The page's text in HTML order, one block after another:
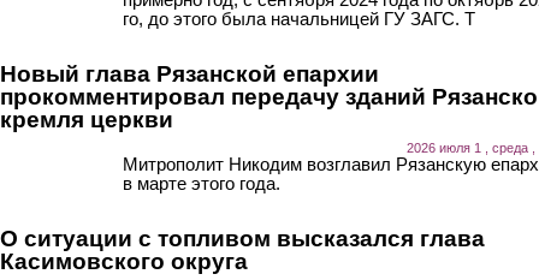
го, до этого была начальницей ГУ ЗАГС. Т
Новый глава Рязанской епархии
прокомментировал передачу зданий
кремля церкви
2026 июля 1 , среда ,
Митрополит Никодим возглавил Рязанскую
в марте этого года.
О ситуации с топливом высказался глава
Касимовского округа